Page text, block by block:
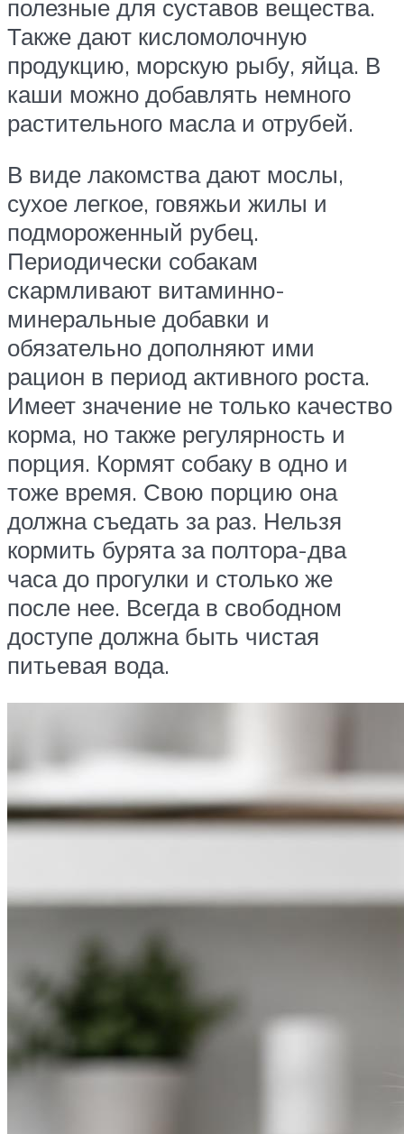
полезные для суставов вещества.
Также дают кисломолочную
продукцию, морскую рыбу, яйца. В
каши можно добавлять немного
растительного масла и отрубей.
В виде лакомства дают мослы,
сухое легкое, говяжьи жилы и
подмороженный рубец.
Периодически собакам
скармливают витаминно-
минеральные добавки и
обязательно дополняют ими
рацион в период активного роста.
Имеет значение не только качество
корма, но также регулярность и
порция. Кормят собаку в одно и
тоже время. Свою порцию она
должна съедать за раз. Нельзя
кормить бурята за полтора-два
часа до прогулки и столько же
после нее. Всегда в свободном
доступе должна быть чистая
питьевая вода.